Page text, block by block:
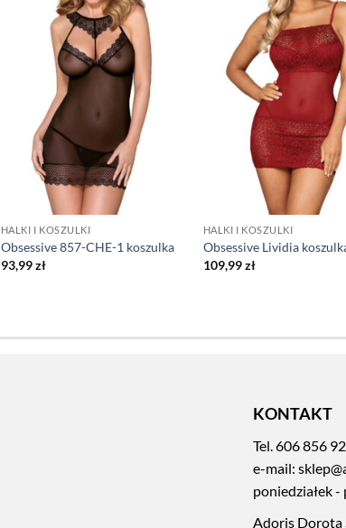
HALKI I KOSZULKI
Obsessive 857-CHE-1 koszulka
93,99zł
HALKI I KOSZULKI
Obsessive Lividia
109,99zł
KONTAKT
Tel.606 856
e-mail:
poniedziałek
Adoris Dorota